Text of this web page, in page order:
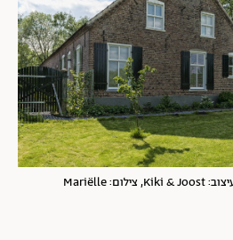
בית באיינדהובן – מבט מבחוץ | עיצוב: Kiki & Joost, צילום: Mariëlle